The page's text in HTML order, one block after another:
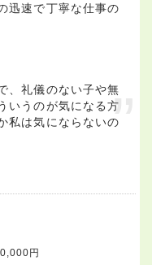
迅速で丁寧な仕事の
、礼儀のない子や無
いうのが気になる方
私は気にならないの
円